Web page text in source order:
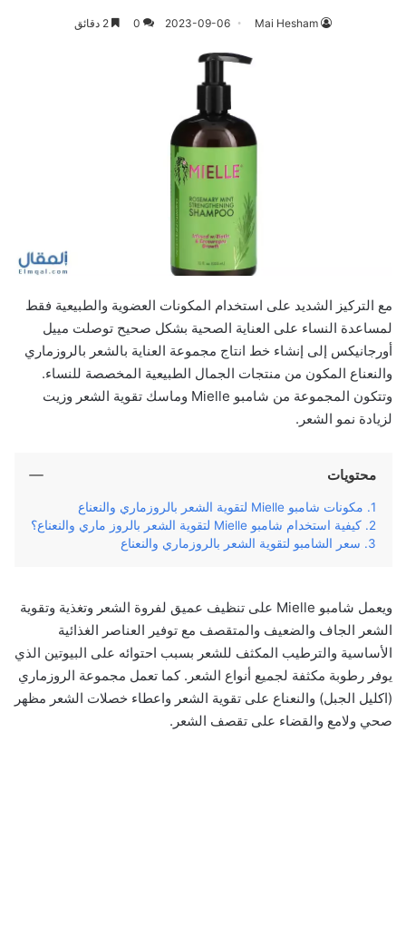
Mai Hesham
2023-09-06
0
مع التركيز الشديد على استخدام المكونات العضوية والطبيعية فقط
لمساعدة النساء على العناية الصحية بشكل صحيح توصلت مييل
أورجانيكس إلى إنشاء خط انتاج مجموعة العناية بالشعر بالروزماري
والنعناع المكون من منتجات الجمال الطبيعية المخصصة للنساء.
وتتكون المجموعة من شامبو Mielle وماسك تقوية الشعر وزيت
لزيادة نمو الشعر.
محتويات
مكونات شامبو Mielle لتقوية الشعر بالروزماري والنعناع
كيفية استخدام شامبو Mielle لتقوية الشعر بالروز ماري والنعناع؟
سعر الشامبو لتقوية الشعر بالروزماري والنعناع
ويعمل شامبو Mielle على تنظيف عميق لفروة الشعر وتغذية وتقوية
الشعر الجاف والضعيف والمتقصف مع توفير العناصر الغذائية
الأساسية والترطيب المكثف للشعر بسبب احتوائه على البيوتين الذي
يوفر رطوبة مكثفة لجميع أنواع الشعر. كما تعمل مجموعة الروزماري
(اكليل الجبل) والنعناع على تقوية الشعر واعطاء خصلات الشعر مظهر
صحي ولامع والقضاء على تقصف الشعر.